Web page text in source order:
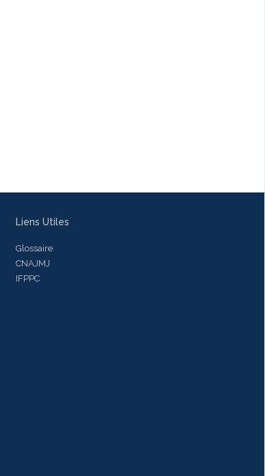
Liens Utiles
Glossaire
CNAJMJ
IFPPC